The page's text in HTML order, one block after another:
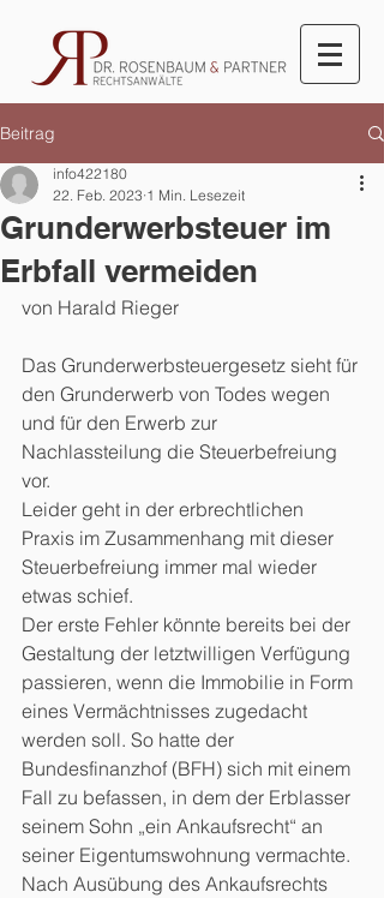
Beitrag
Grunderwerbsteuer im
Erbfall vermeiden
info422180
22. Feb. 2023 1 Min. Lesezeit
von Harald Rieger
Das Grunderwerbsteuergesetz sieht für
den Grunderwerb von Todes wegen
und für den Erwerb zur
Nachlassteilung die Steuerbefreiung
vor.
Leider geht in der erbrechtlichen
Praxis im Zusammenhang mit dieser
Steuerbefreiung immer mal wieder
etwas schief.
Der erste Fehler könnte bereits bei der
Gestaltung der letztwilligen Verfügung
passieren, wenn die Immobilie in Form
eines Vermächtnisses zugedacht
werden soll. So hatte der
Bundesfinanzhof (BFH) sich mit einem
Fall zu befassen, in dem der Erblasser
seinem Sohn „ein Ankaufsrecht“ an
seiner Eigentumswohnung vermachte.
Nach Ausübung des Ankaufsrechts